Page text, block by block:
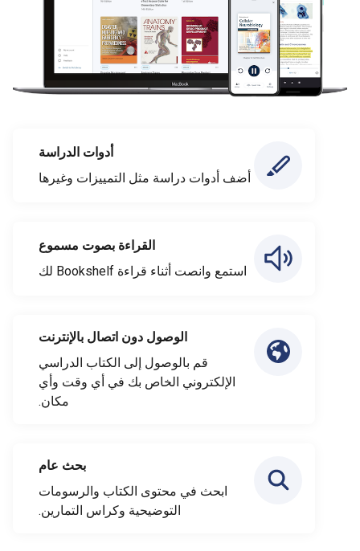
أدوات الدراسة
أضف أدوات دراسة مثل التمييزات وغيرها
القراءة بصوت مسموع
استمع وانصت أثناء قراءة Bookshelf لك
الوصول دون اتصال بالإنترنت
قم بالوصول إلى الكتاب الدراسي
الإلكتروني الخاص بك في أي وقت وأي
مكان.
بحث عام
ابحث في محتوى الكتاب والرسومات
التوضيحية وكراس التمارين.